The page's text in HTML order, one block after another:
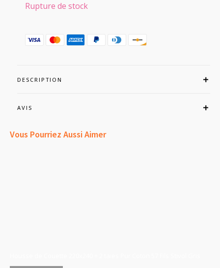
Rupture de stock
DESCRIPTION
AVIS
Vous Pourriez Aussi Aimer